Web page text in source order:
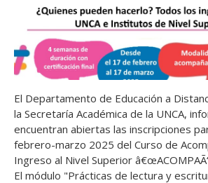
El Departamento de Educación a
la Secretaría Académica de la UNCA,
encuentran abiertas las inscripciones
febrero-marzo 2025 del Curso de
Ingreso al Nivel Superior
El módulo "Prácticas de lectura y